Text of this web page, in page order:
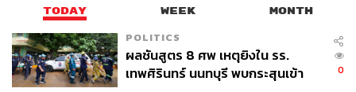
TODAY WEEK MONTH
POLITICS
ผลชันสูตร 8 ศพ เหตุยิงใน รร.
เทพศิรินทร์ นนทบุรี พบกระสุนเข้า
0